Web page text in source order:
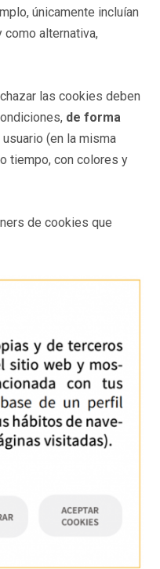
únicamente incluían
como alternativa,
las cookies deben
de forma
usuario (en la misma
tiempo, con colores y
de cookies que